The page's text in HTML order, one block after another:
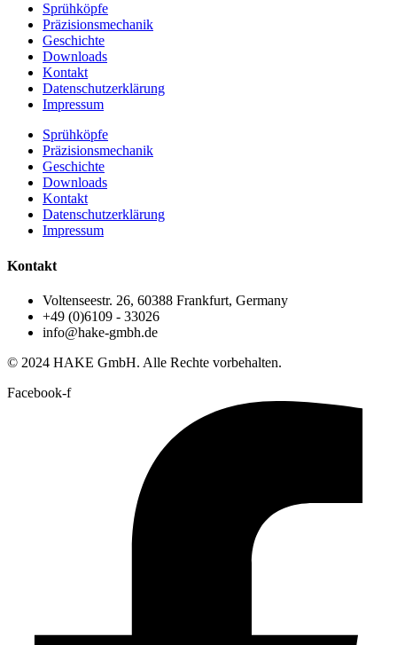
Sprühköpfe
Präzisionsmechanik
Geschichte
Downloads
Kontakt
Datenschutzerklärung
Impressum
Sprühköpfe
Präzisionsmechanik
Geschichte
Downloads
Kontakt
Datenschutzerklärung
Impressum
Kontakt
Voltenseestr. 26, 60388 Frankfurt, Germany
+49 (0)6109 - 33026
info@hake-gmbh.de
© 2024 HAKE GmbH. Alle Rechte vorbehalten.
Facebook-f